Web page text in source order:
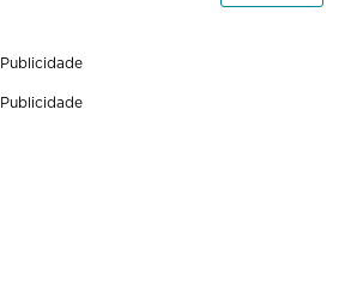
Publicidade
Publicidade